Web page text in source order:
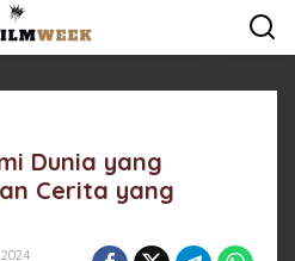
Dunia yang
Cerita yang